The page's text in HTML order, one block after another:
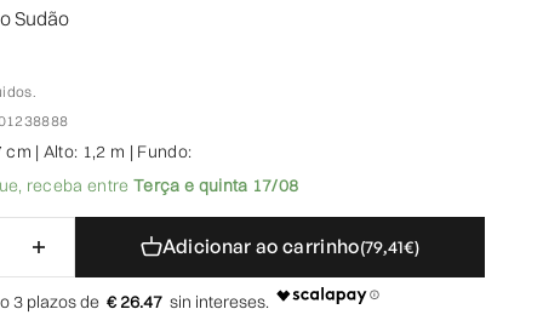
Sudão
oferta
cm | Alto: 1,2 m | Fundo:
receba entreTerça e quinta 17/08
Adicionar ao carrinho(79,41€)
€ 26.47